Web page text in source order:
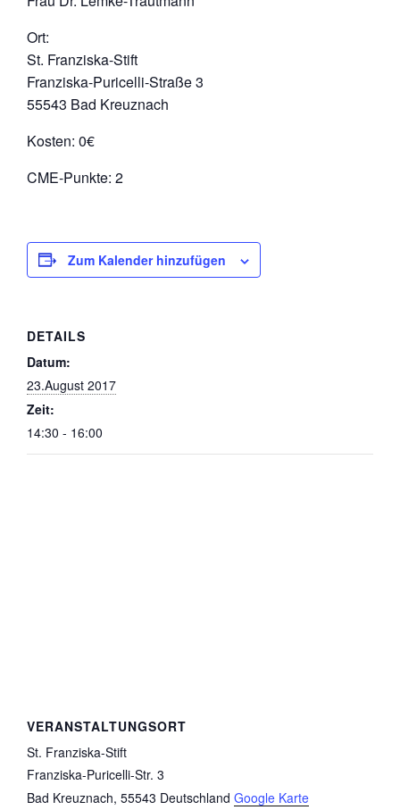
Ort:
St. Franziska-Stift
Franziska-Puricelli-Straße 3
55543 Bad Kreuznach
Kosten: 0€
CME-Punkte: 2
Zum Kalender hinzufügen
DETAILS
Datum:
23.August 2017
Zeit:
14:30 - 16:00
VERANSTALTUNGSORT
St. Franziska-Stift
Franziska-Puricelli-Str. 3
Bad Kreuznach, 55543 Deutschland Google Karte